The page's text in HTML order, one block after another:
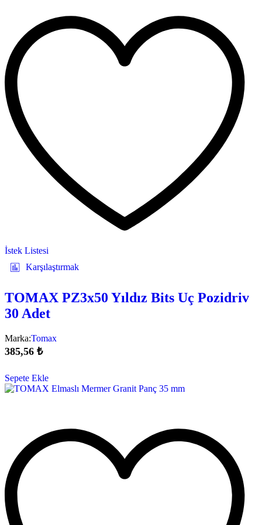
İstek Listesi
Karşılaştırmak
TOMAX PZ3x50 Yıldız Bits Uç Pozidriv
30 Adet
Marka:Tomax
385,56 ₺
Sepete Ekle